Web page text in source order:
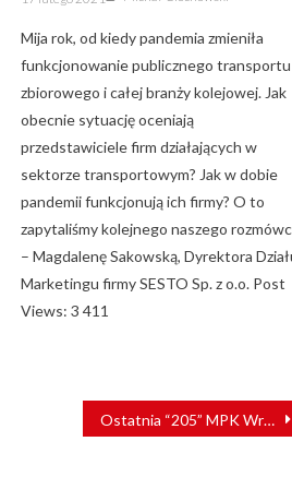
on
Mija rok, od kiedy pandemia zmieniła
funkcjonowanie publicznego transportu
zbiorowego i całej branży kolejowej. Jak
obecnie sytuację oceniają
przedstawiciele firm działających w
sektorze transportowym? Jak w dobie
pandemii funkcjonują ich firmy? O to
zapytaliśmy kolejnego naszego
– Magdalenę Sakowską, Dyrektora
Marketingu firmy SESTO Sp. z o.o. Post
Views: 3 411
Ostatnia “205” MPK Wrocław przekazana do modernizacji [ZDJĘCIA]